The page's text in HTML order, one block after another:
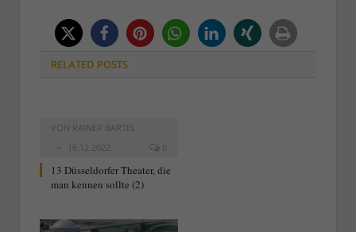
RELATED POSTS
VON RAINER BARTEL
16.12.2022
0
13 Düsseldorfer Theater, die
man kennen sollte (2)